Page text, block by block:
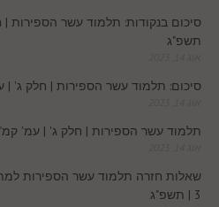
k
תשפ"ג
סיכום: תלמוד עשר הספירות | חלק ג' | עמ'
תלמוד עשר הספירות | חלק ג' | עמ' קמ"ח |
שאלות חזרה תלמוד עשר הספירות
3 | תשפ"ג